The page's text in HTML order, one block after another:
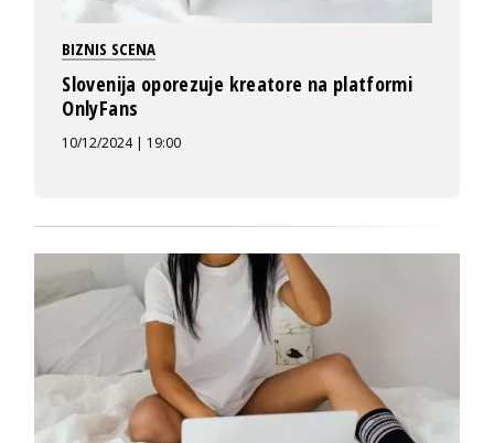
BIZNIS SCENA
Slovenija oporezuje kreatore na platformi
OnlyFans
10/12/2024 | 19:00